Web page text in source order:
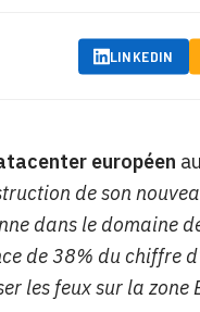
LINKEDIN
européen
de son
dans le domaine
de 38% du chiffre
les feux sur la zone